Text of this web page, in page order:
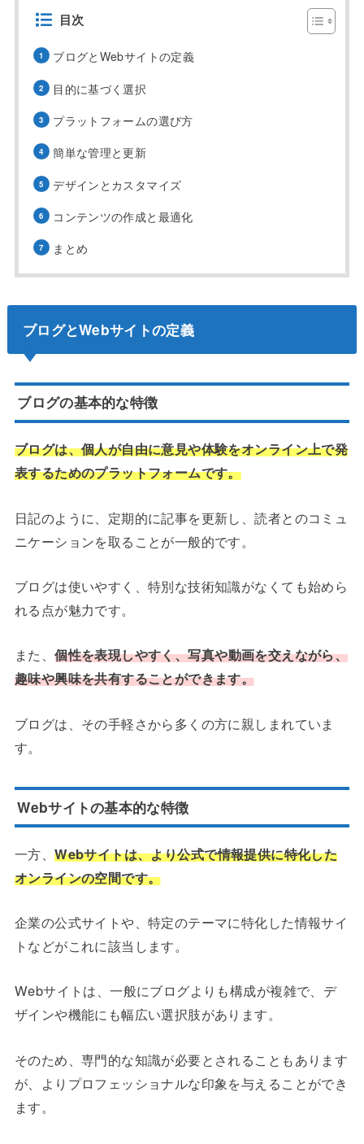
目次
ブログとWebサイトの定義
目的に基づく選択
プラットフォームの選び方
簡単な管理と更新
デザインとカスタマイズ
コンテンツの作成と最適化
まとめ
ブログとWebサイトの定義
ブログの基本的な特徴
ブログは、個人が自由に意見や体験をオンライン上で発
表するためのプラットフォームです。
日記のように、定期的に記事を更新し、読者とのコミュ
ニケーションを取ることが一般的です。
ブログは使いやすく、特別な技術知識がなくても始めら
れる点が魅力です。
また、個性を表現しやすく、写真や動画を交えながら、
趣味や興味を共有することができます。
ブログは、その手軽さから多くの方に親しまれていま
す。
Webサイトの基本的な特徴
一方、Webサイトは、より公式で情報提供に特化した
オンラインの空間です。
企業の公式サイトや、特定のテーマに特化した情報サイ
トなどがこれに該当します。
Webサイトは、一般にブログよりも構成が複雑で、デ
ザインや機能にも幅広い選択肢があります。
そのため、専門的な知識が必要とされることもあります
が、よりプロフェッショナルな印象を与えることができ
ます。